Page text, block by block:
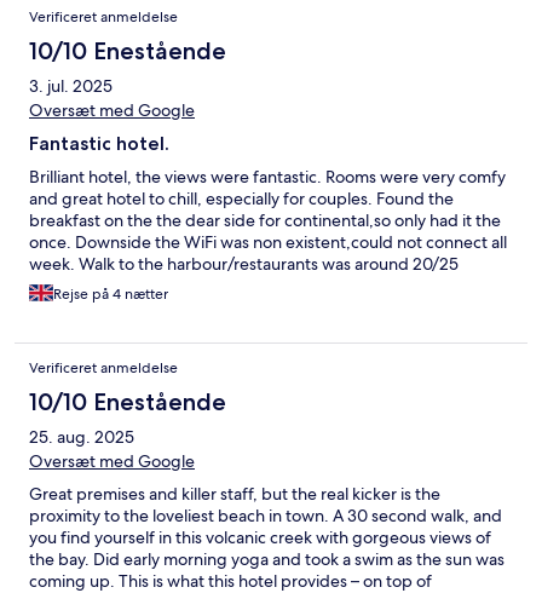
Verificeret anmeldelse
10/10 Enestående
3. jul. 2025
Oversæt med Google
Fantastic hotel.
Brilliant hotel, the views were fantastic. Rooms were very comfy
and great hotel to chill, especially for couples. Found the
breakfast on the the dear side for continental,so only had it the
once. Downside the WiFi was non existent,could not connect all
week. Walk to the harbour/restaurants was around 20/25
minutes but was a bus every hour by the hotel. Would definitely
stay here again.
Rejse på 4 nætter
Verificeret anmeldelse
10/10 Enestående
25. aug. 2025
Oversæt med Google
Great premises and killer staff, but the real kicker is the
proximity to the loveliest beach in town. A 30 second walk, and
you find yourself in this volcanic creek with gorgeous views of
the bay. Did early morning yoga and took a swim as the sun was
coming up. This is what this hotel provides – on top of